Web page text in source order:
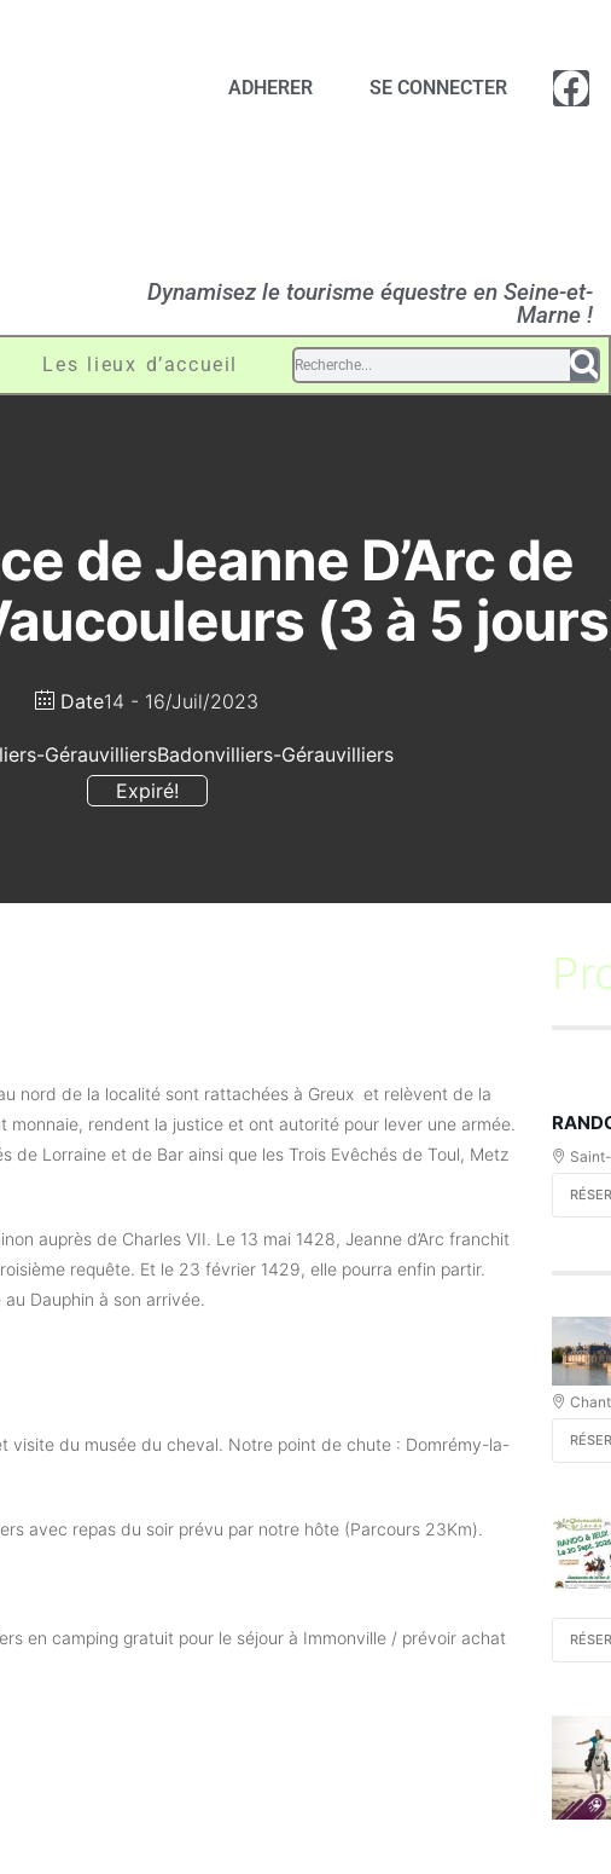
ADHERER SE CONNECTER
Dynamisez le tourisme équestre en Seine-et-
Marne !
Les lieux d’accueil
de Jeanne D’Arc de
(3 à 5
Date14 - 16/Juil/2023
Expiré!
GérauvilliersBadonvilliers-Gérauvilliers
nord de la localité sont rattachées à Greux et relèvent de la
rendent la justice et ont autorité pour lever une armée.
de Lorraine et de Bar ainsi que les Trois Evêchés de Toul, Metz
auprès de Charles VII. Le 13 mai 1428, Jeanne d’Arc franchit
requête. Et le 23 février 1429, elle pourra enfin partir.
Dauphin à son arrivée.
visite du musée du cheval. Notre point de chute : Domrémy-la-
avec repas du soir prévu par notre hôte (Parcours 23Km).
en camping gratuit pour le séjour à Immonville / prévoir achat